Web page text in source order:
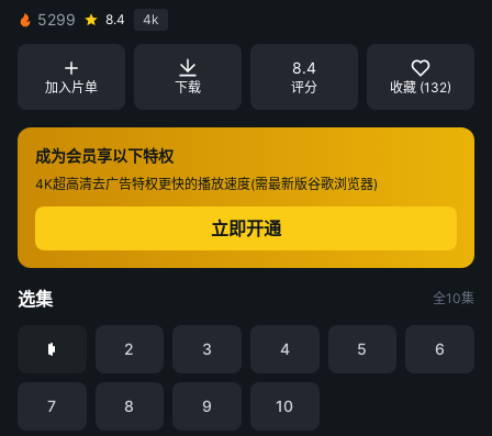
5299
8.4 4k
加入片单 下载
8.4
评分 收藏 (132)
成为会员享以下特权
4K超高清去广告特权更快的播放速度(需最新版谷歌浏览器)
立即开通
选集 全10集
2 3 4 5 6
7 8 9 10